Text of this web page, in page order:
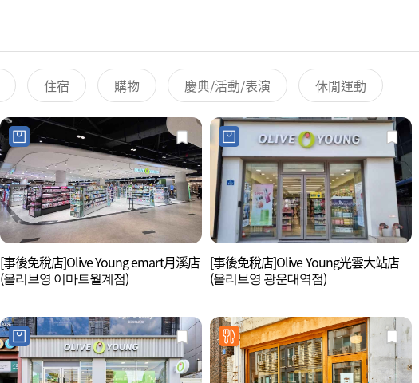
住宿 購物 慶典/活動/表演 休閒運動
[事後免稅店]Olive Young emart月溪店
(올리브영 이마트월계점)
[事後免稅店]Olive Young光雲大站店
(올리브영 광운대역점)